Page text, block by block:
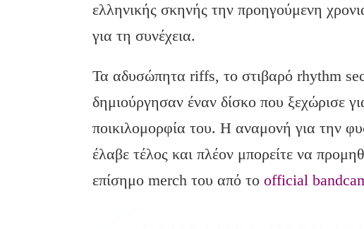
ελληνικής σκηνής την προηγούμενη
για τη συνέχεια.
Τα αδυσώπητα riffs, το στιβαρό rhythm
δημιούργησαν έναν δίσκο που ξεχώρισε
ποικιλομορφία του. Η αναμονή για την
έλαβε τέλος και πλέον μπορείτε να
επίσημο merch του από τοofficial